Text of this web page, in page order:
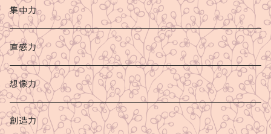
集中力
直感力
想像力
創造力